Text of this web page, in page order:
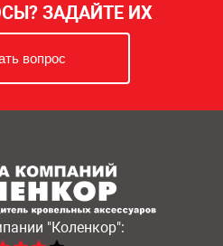
ЗАДАЙТЕ ИХ
вопрос
"Коленкор":